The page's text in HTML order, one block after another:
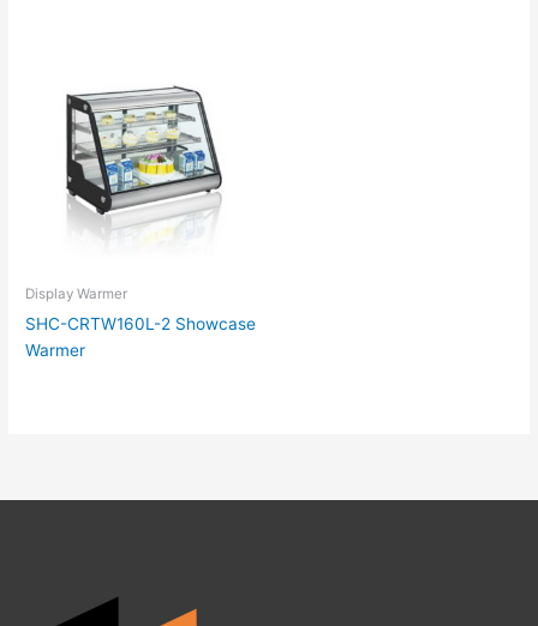
Display Warmer
SHC-CRTW160L-2 Showcase
Warmer